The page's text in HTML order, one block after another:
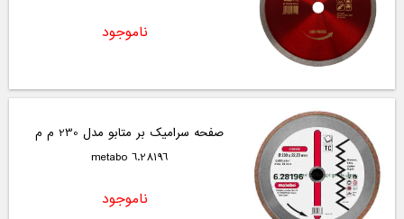
ناموجود
صفحه سرامیک بر متابو مدل 230 م م
6.28196 metabo
ناموجود